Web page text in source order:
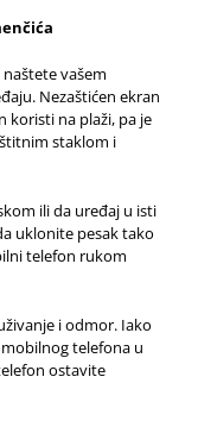
vašem
Nezaštićen ekran
koristi na plaži, pa je
staklom i
ili da uređaj u isti
uklonite pesak tako
telefon rukom
i odmor. Iako
telefona u
ostavite